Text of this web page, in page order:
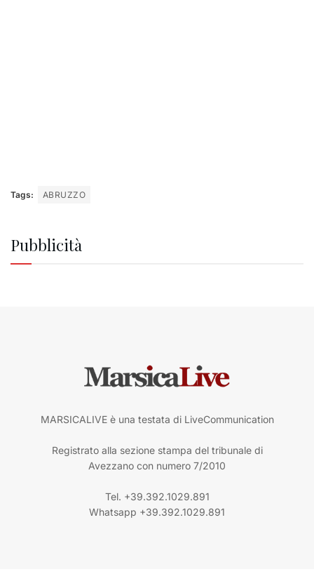
Tags: ABRUZZO
Pubblicità
MARSICALIVE è una testata di LiveCommunication
Registrato alla sezione stampa del tribunale di
Avezzano con numero 7/2010
Tel. +39.392.1029.891
Whatsapp +39.392.1029.891